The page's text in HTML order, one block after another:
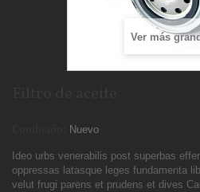
Ver más
Nuevo
Ideo urbs venerabilis post superbas
oppressas latasque leges fundamenta
velut frugi parens et prudens et dives